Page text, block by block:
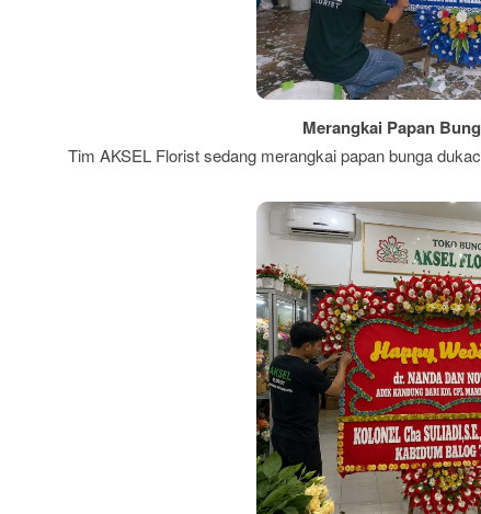
Merangkai Papan
Tim AKSEL Florist sedang merangkai papan bunga